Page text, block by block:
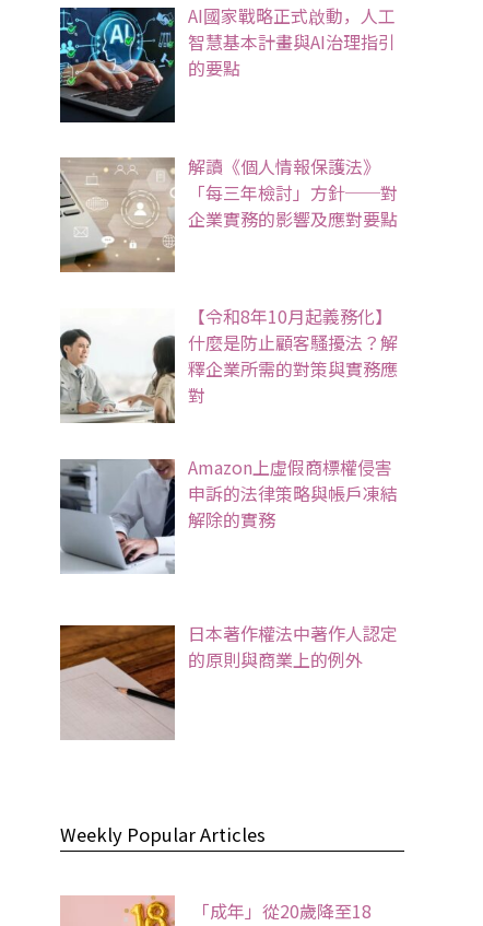
AI國家戰略正式啟動，人工
智慧基本計畫與AI治理指引
的要點
解讀《個人情報保護法》
「每三年檢討」方針──對
企業實務的影響及應對要點
【令和8年10月起義務化】
什麼是防止顧客騷擾法？解
釋企業所需的對策與實務應
對
Amazon上虛假商標權侵害
申訴的法律策略與帳戶凍結
解除的實務
日本著作權法中著作人認定
的原則與商業上的例外
Weekly Popular Articles
「成年」從20歲降至18